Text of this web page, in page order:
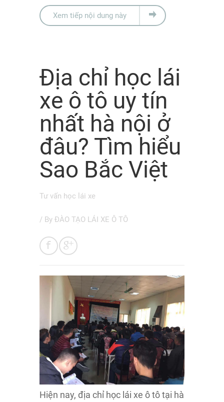
Xem tiếp nội dung này
Địa chỉ học lái
xe ô tô uy tín
nhất hà nội ở
đâu? Tìm hiểu
Sao Bắc Việt
Tư vấn học lái xe
/ By ĐÀO TẠO LÁI XE Ô TÔ
Hiện nay, địa chỉ học lái xe ô tô tại hà